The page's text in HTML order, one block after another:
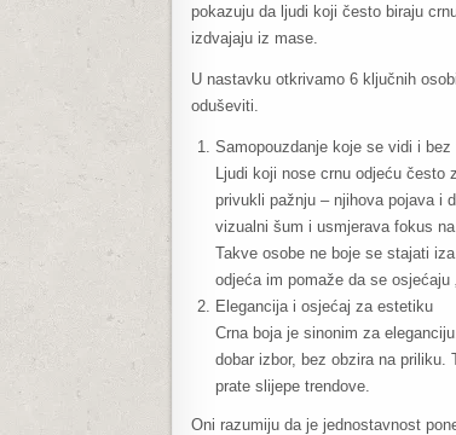
pokazuju da ljudi koji često biraju
izdvajaju iz mase.
U nastavku otkrivamo 6 ključnih
oduševiti.
Samopouzdanje koje se vidi i bez
Ljudi koji nose crnu odjeću
privukli pažnju – njihova pojava i
vizualni šum i usmjerava fokus
Takve osobe ne boje se stajati
odjeća im pomaže da se osjećaju
Elegancija i osjećaj za estetiku
Crna boja je sinonim za
dobar izbor, bez obzira na
prate slijepe trendove.
Oni razumiju da je jednostavnost